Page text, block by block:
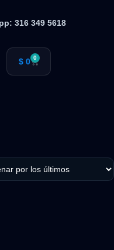
316 349 5618
$ 0 0